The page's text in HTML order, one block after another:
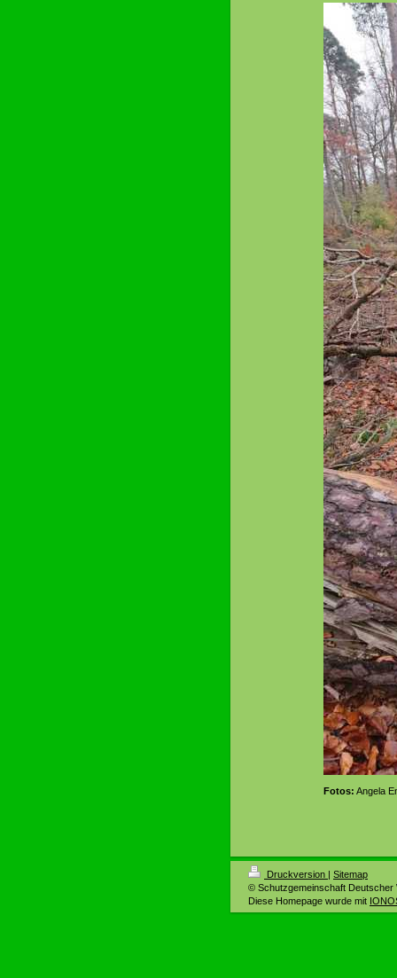
Fotos: Angela
Druckversion | Sitemap
© Schutzgemeinschaft Deutscher
Diese Homepage wurde mit